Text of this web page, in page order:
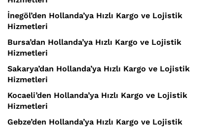
İnegöl’den Hollanda’ya Hızlı Kargo ve Lojistik
Hizmetleri
Bursa’dan Hollanda’ya Hızlı Kargo ve Lojistik
Hizmetleri
Sakarya’dan Hollanda’ya Hızlı Kargo ve Lojistik
Hizmetleri
Kocaeli’den Hollanda’ya Hızlı Kargo ve Lojistik
Hizmetleri
Gebze’den Hollanda’ya Hızlı Kargo ve Lojistik